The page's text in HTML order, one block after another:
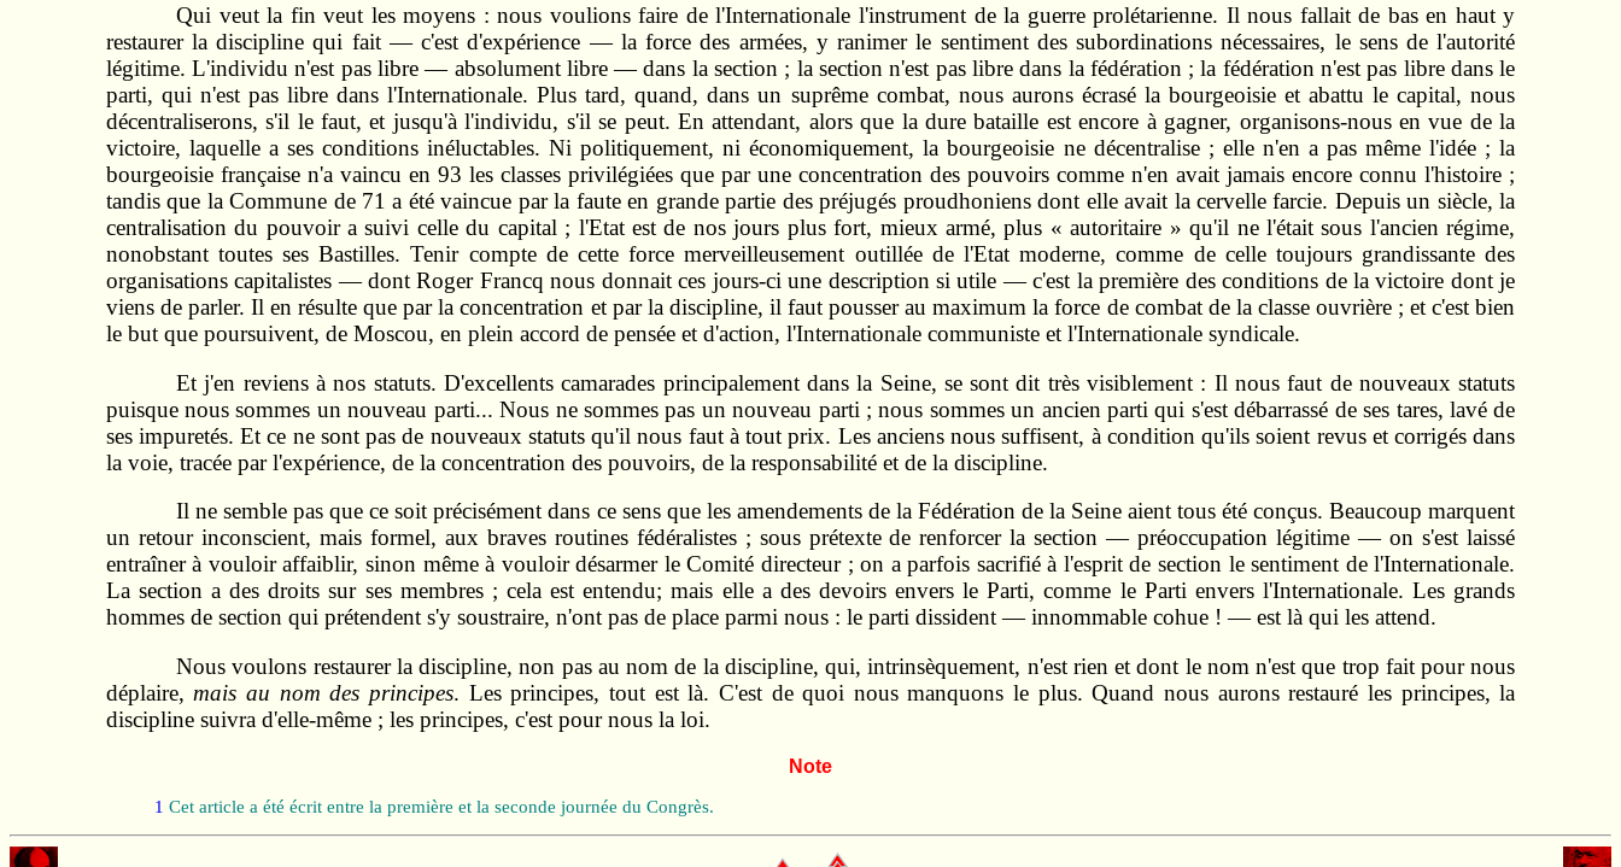
Qui veut la fin veut les moyens : nous voulions faire de l'Internationale l'instrument de la guerre prolétarienne. Il nous fallait de bas en haut y
restaurer la discipline qui fait — c'est d'expérience — la force des armées, y ranimer le sentiment des subordinations nécessaires, le sens de l'autorité
légitime. L'individu n'est pas libre — absolument libre — dans la section ; la section n'est pas libre dans la fédération ; la fédération n'est pas libre dans le
parti, qui n'est pas libre dans l'Internationale. Plus tard, quand, dans un suprême combat, nous aurons écrasé la bourgeoisie et abattu le capital, nous
décentraliserons, s'il le faut, et jusqu'à l'individu, s'il se peut. En attendant, alors que la dure bataille est encore à gagner, organisons-nous en vue de la
victoire, laquelle a ses conditions inéluctables. Ni politiquement, ni économiquement, la bourgeoisie ne décentralise ; elle n'en a pas même l'idée ; la
bourgeoisie française n'a vaincu en 93 les classes privilégiées que par une concentration des pouvoirs comme n'en avait jamais encore connu l'histoire ;
tandis que la Commune de 71 a été vaincue par la faute en grande partie des préjugés proudhoniens dont elle avait la cervelle farcie. Depuis un siècle, la
centralisation du pouvoir a suivi celle du capital ; l'Etat est de nos jours plus fort, mieux armé, plus « autoritaire » qu'il ne l'était sous l'ancien régime,
nonobstant toutes ses Bastilles. Tenir compte de cette force merveilleusement outillée de l'Etat moderne, comme de celle toujours grandissante des
organisations capitalistes — dont Roger Francq nous donnait ces jours-ci une description si utile — c'est la première des conditions de la victoire dont je
viens de parler. Il en résulte que par la concentration et par la discipline, il faut pousser au maximum la force de combat de la classe ouvrière ; et c'est bien
le but que poursuivent, de Moscou, en plein accord de pensée et d'action, l'Internationale communiste et l'Internationale syndicale.
Et j'en reviens à nos statuts. D'excellents camarades principalement dans la Seine, se sont dit très visiblement : Il nous faut de nouveaux statuts
puisque nous sommes un nouveau parti... Nous ne sommes pas un nouveau parti ; nous sommes un ancien parti qui s'est débarrassé de ses tares, lavé de
ses impuretés. Et ce ne sont pas de nouveaux statuts qu'il nous faut à tout prix. Les anciens nous suffisent, à condition qu'ils soient revus et corrigés dans
la voie, tracée par l'expérience, de la concentration des pouvoirs, de la responsabilité et de la discipline.
Il ne semble pas que ce soit précisément dans ce sens que les amendements de la Fédération de la Seine aient tous été conçus. Beaucoup marquent
un retour inconscient, mais formel, aux braves routines fédéralistes ; sous prétexte de renforcer la section — préoccupation légitime — on s'est laissé
entraîner à vouloir affaiblir, sinon même à vouloir désarmer le Comité directeur ; on a parfois sacrifié à l'esprit de section le sentiment de l'Internationale.
La section a des droits sur ses membres ; cela est entendu; mais elle a des devoirs envers le Parti, comme le Parti envers l'Internationale. Les grands
hommes de section qui prétendent s'y soustraire, n'ont pas de place parmi nous : le parti dissident — innommable cohue ! — est là qui les attend.
Nous voulons restaurer la discipline, non pas au nom de la discipline, qui, intrinsèquement, n'est rien et dont le nom n'est que trop fait pour nous
déplaire, mais au nom des principes. Les principes, tout est là. C'est de quoi nous manquons le plus. Quand nous aurons restauré les principes, la
discipline suivra d'elle-même ; les principes, c'est pour nous la loi.
Note
1 Cet article a été écrit entre la première et la seconde journée du Congrès.